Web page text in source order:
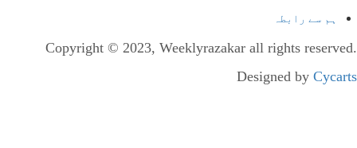
ہم سے رابطہ
Copyright © 2023, Weeklyrazakar all rights reserved.
Designed by Cycarts